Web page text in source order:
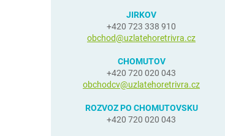
JIRKOV
+420 723 338 910
obchod@uzlatehoretrivra.cz
CHOMUTOV
+420 720 020 043
obchodcv@uzlatehoretrivra.cz
ROZVOZ PO CHOMUTOVSKU
+420 720 020 043